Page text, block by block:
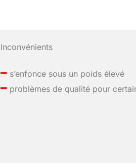
Inconvénients
– s’enfonce sous un poids élevé
– problèmes de qualité pour